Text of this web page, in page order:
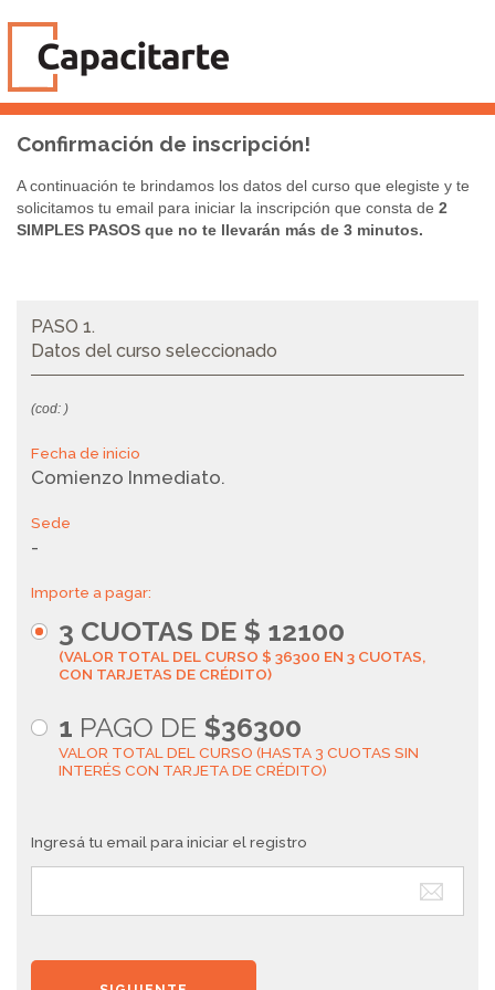
Confirmación de inscripción!
A continuación te brindamos los datos del curso que elegiste y te
solicitamos tu email para iniciar la inscripción que consta de 2
SIMPLES PASOS que no te llevarán más de 3 minutos.
PASO 1.
Datos del curso seleccionado
(cod: )
Fecha de inicio
Comienzo Inmediato.
Sede
-
Importe a pagar:
3 CUOTAS DE $ 12100
(VALOR TOTAL DEL CURSO $ 36300 EN 3 CUOTAS,
CON TARJETAS DE CRÉDITO)
1 PAGO DE $36300
VALOR TOTAL DEL CURSO (HASTA 3 CUOTAS SIN
INTERÉS CON TARJETA DE CRÉDITO)
Ingresá tu email para iniciar el registro